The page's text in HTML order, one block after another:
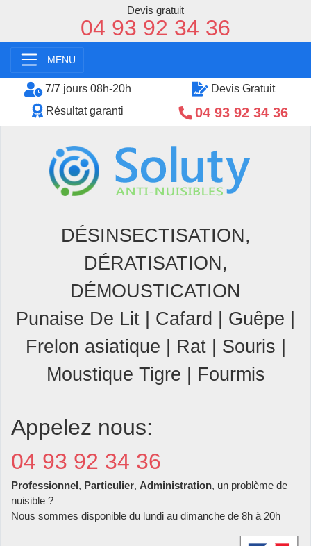
MENU
7/7 jours 08h-20h
Devis Gratuit
Résultat garanti
04 93 92 34 36
DÉSINSECTISATION,
DÉRATISATION,
DÉMOUSTICATION
Punaise De Lit | Cafard | Guêpe |
Frelon asiatique | Rat | Souris |
Moustique Tigre | Fourmis
Appelez nous:
04 93 92 34 36
Professionnel, Particulier, Administration, un problème de
nuisible ?
Nous sommes disponible du lundi au dimanche de 8h à 20h
Devis gratuit
04 93 92 34 36